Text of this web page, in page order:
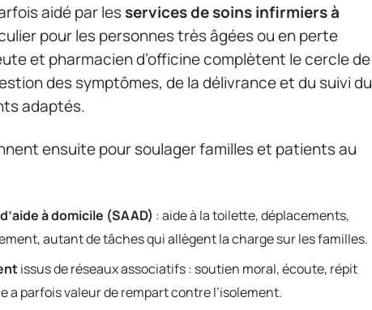
aidé par lesservices de soins infirmiers à
pour les personnes très âgées ou en perte
et pharmacien d’officine complètent le cercle de
des symptômes, de la délivrance et du suivi du
adaptés.
ensuite pour soulager familles et patients au
à domicile (SAAD) : aide à la toilette, déplacements,
autant de tâches qui allègent la charge sur les familles.
issus de réseaux associatifs : soutien moral, écoute, répit
a parfois valeur de rempart contre l’isolement.